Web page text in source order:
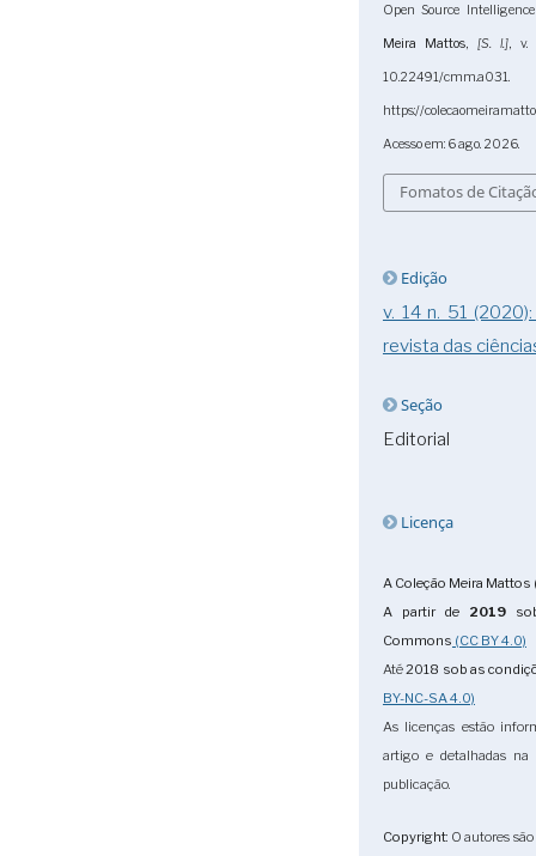
Open Source
Meira Mattos, [S. l.], v.
10.22491/
https://
Acesso em: 6 ago. 2026.
Fomatos de
Edição
v. 14 n. 51
revista das
Seção
Editorial
Licença
A Coleção Meira Mattos
A partir de 2019
Commons (CC BY 4.0)
Até2018 sob as
BY-NC-SA 4.0)
As licenças estão
artigo e detalhadas
publicação.
Copyright: O autores